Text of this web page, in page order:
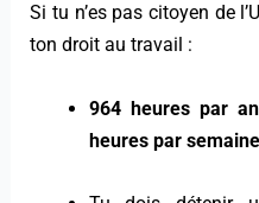
Si tu n’es pas citoyen de
ton droit au travail :
964 heures par
heures par semaine